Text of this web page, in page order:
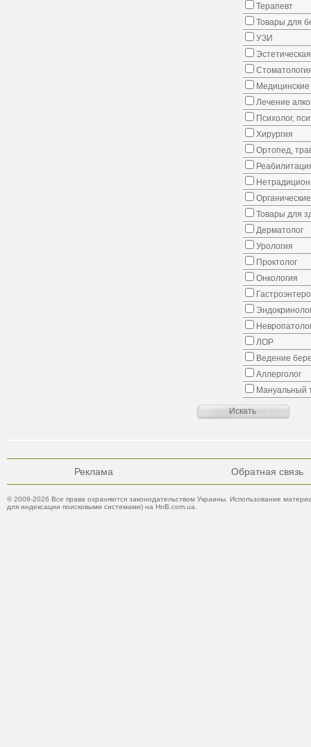
Терапевт
Товары для
УЗИ
Медицинские
Лечение
Психолог,
Хирургия
Ортопед,
Товары для
Дерматолог
Урология
Проктолог
Онкология
ЛОР
Ведение
Аллерголог
Мануальный
Реклама Обратная связь
© 2008-2026 Все права охраняются законодательством Украины. Использование
для индексации поисковыми системами) на HnB.com.ua.